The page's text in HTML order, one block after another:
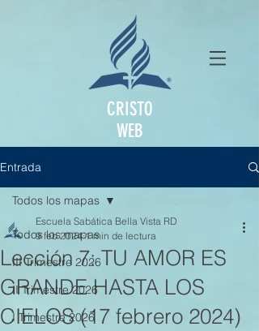
CRISTO
WEB
Entrada
Todos los mapas
III Trimestre 2026
II Trimestre 2026
I Trimestre 2026
Todos los mapas
Lección 7: TU AMOR ES
GRANDE HASTA LOS
CIELOS (17 febrero 2024)
Escuela Sabática Bella Vista RD
9 feb 2024 1 min de lectura